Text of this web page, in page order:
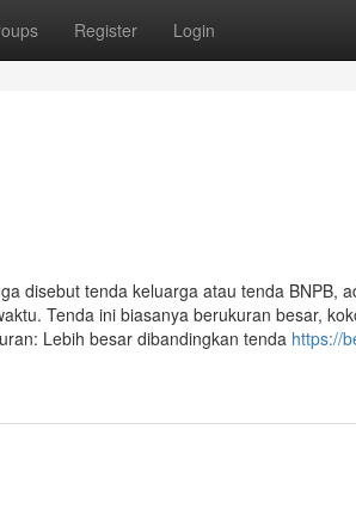
Register Login
disebut tenda keluarga atau tenda BNPB,
Tenda ini biasanya berukuran besar,
Lebih besar dibandingkan tenda https://